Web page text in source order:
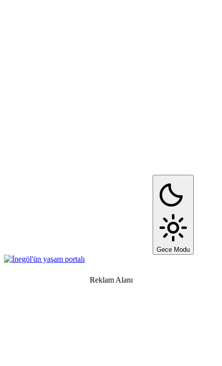
Gece Modu
Reklam Alanı